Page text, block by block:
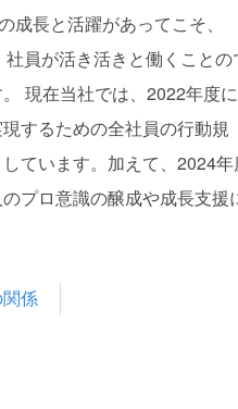
成長と活躍があってこそ、
員が活き活きと働くことの
現在当社では、2022年度
するための全社員の行動規
ています。加えて、2024年
プロ意識の醸成や成長支援
係